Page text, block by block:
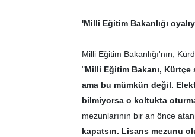
'Milli Eğitim Bakanlığı
Milli Eğitim Bakanlığı'nın,
"Milli Eğitim Bakanı,
ama bu mümkün değil.
bilmiyorsa o koltukta
mezunlarının bir an önce
kapatsın. Lisans mezunu